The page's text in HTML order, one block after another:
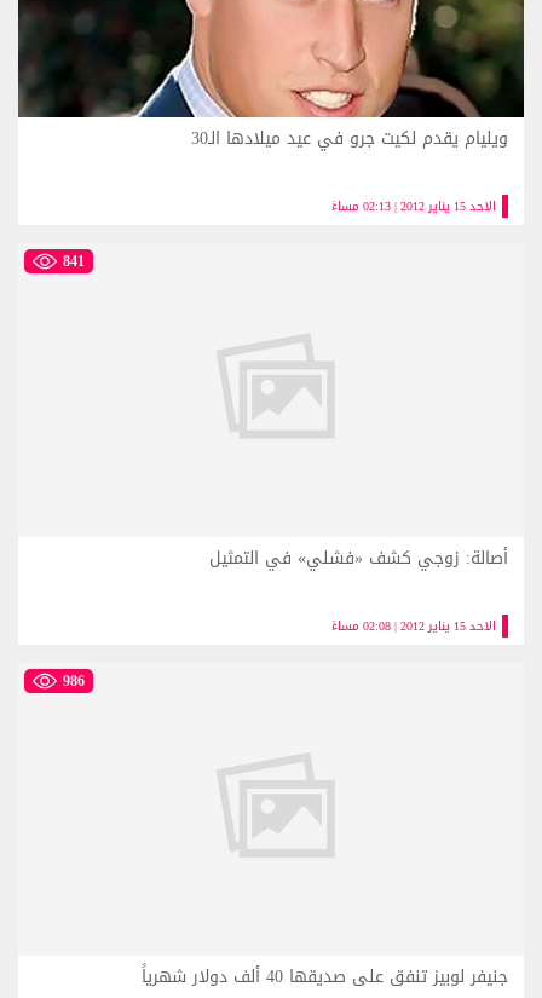
الاحد 15 يناير 2012 | 02:13 مساءً
ويليام يقدم لكيت جرو في عيد ميلادها الـ30
841
الاحد 15 يناير 2012 | 02:08 مساءً
أصالة: زوجي كشف «فشلي» في التمثيل
986
جنيفر لوبيز تنفق على صديقها 40 ألف دولار شهرياً